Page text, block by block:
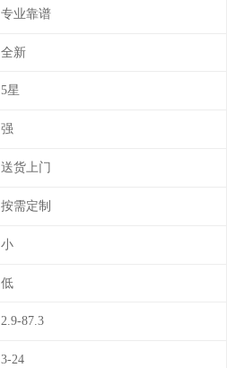
专业靠谱
全新
5星
强
送货上门
按需定制
小
低
2.9-87.3
3-24